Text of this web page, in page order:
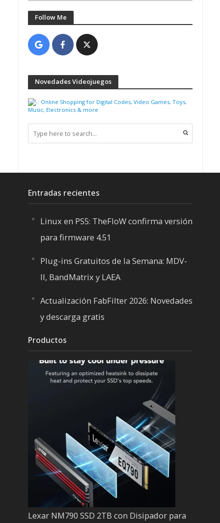
Follow Me
Novedades Videojuegos
Entradas recientes
Linux en PS5: TheFloW confirma versión
para firmware 4.51
Plug-ins Gratuitos de la Semana: MDV-
II, BandMatrix y LAEA
Actualización FabFilter 2026: Novedades
y descarga gratis
Productos
Lexar NM790 SSD 2TB con Disipador para